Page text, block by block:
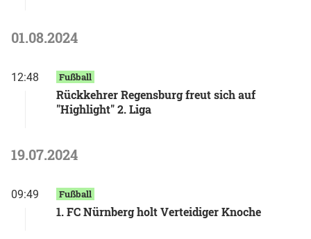
01.08.2024
12:48 Fußball
Rückkehrer Regensburg freut sich auf
"Highlight" 2. Liga
19.07.2024
09:49 Fußball
1. FC Nürnberg holt Verteidiger Knoche